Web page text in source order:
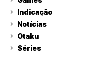
Indicação
Notícias
Otaku
Séries